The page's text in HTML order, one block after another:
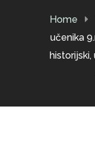
Home
učenika